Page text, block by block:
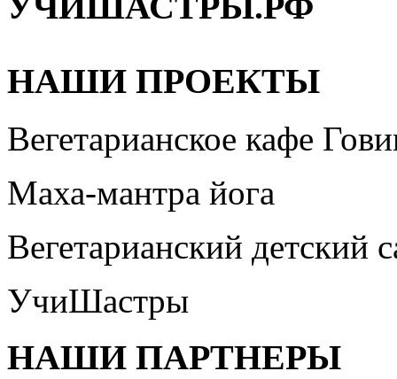
НАШИ ПРОЕКТЫ
Вегетарианское кафе
Маха-мантра йога
Вегетарианский детский
УчиШастры
НАШИ ПАРТНЕРЫ